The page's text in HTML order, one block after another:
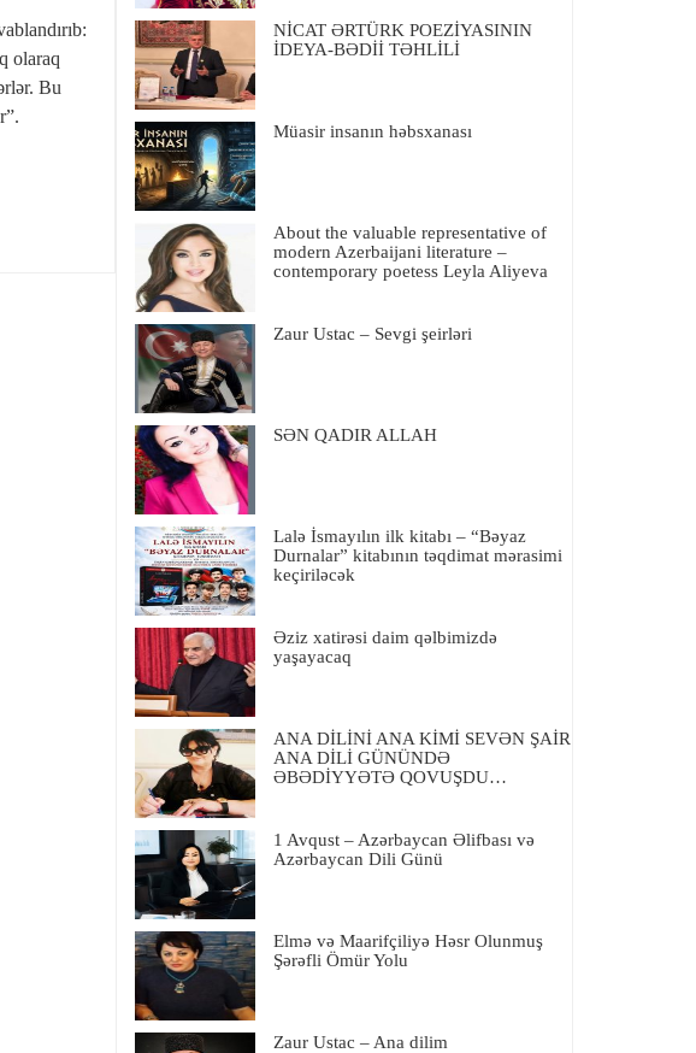
olaraq
Bu
NİCAT ƏRTÜRK POEZİYASININ
İDEYA-BƏDİİ TƏHLİLİ
Müasir insanın həbsxanası
About the valuable representative of
modern Azerbaijani literature –
contemporary poetess Leyla Aliyeva
Zaur Ustac – Sevgi şeirləri
SƏN QADIR ALLAH
Lalə İsmayılın ilk kitabı – “Bəyaz
Durnalar” kitabının təqdimat mərasimi
keçiriləcək
Əziz xatirəsi daim qəlbimizdə
yaşayacaq
ANA DİLİNİ ANA KİMİ SEVƏN ŞAİR
ANA DİLİ GÜNÜNDƏ
ƏBƏDİYYƏTƏ QOVUŞDU…
1 Avqust – Azərbaycan Əlifbası və
Azərbaycan Dili Günü
Elmə və Maarifçiliyə Həsr Olunmuş
Şərəfli Ömür Yolu
Zaur Ustac – Ana dilim